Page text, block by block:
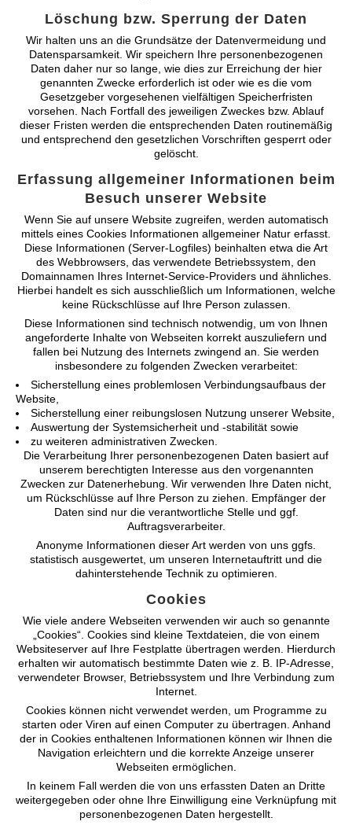
Löschung bzw. Sperrung der Daten
Wir halten uns an die Grundsätze der Datenvermeidung und
Datensparsamkeit. Wir speichern Ihre personenbezogenen
Daten daher nur so lange, wie dies zur Erreichung der hier
genannten Zwecke erforderlich ist oder wie es die vom
Gesetzgeber vorgesehenen vielfältigen Speicherfristen
vorsehen. Nach Fortfall des jeweiligen Zweckes bzw. Ablauf
dieser Fristen werden die entsprechenden Daten routinemäßig
und entsprechend den gesetzlichen Vorschriften gesperrt oder
gelöscht.
Erfassung allgemeiner Informationen beim
Besuch unserer Website
Wenn Sie auf unsere Website zugreifen, werden automatisch
mittels eines Cookies Informationen allgemeiner Natur erfasst.
Diese Informationen (Server-Logfiles) beinhalten etwa die Art
des Webbrowsers, das verwendete Betriebssystem, den
Domainnamen Ihres Internet-Service-Providers und ähnliches.
Hierbei handelt es sich ausschließlich um Informationen, welche
keine Rückschlüsse auf Ihre Person zulassen.
Diese Informationen sind technisch notwendig, um von Ihnen
angeforderte Inhalte von Webseiten korrekt auszuliefern und
fallen bei Nutzung des Internets zwingend an. Sie werden
insbesondere zu folgenden Zwecken verarbeitet:
Sicherstellung eines problemlosen Verbindungsaufbaus der
Website,
Sicherstellung einer reibungslosen Nutzung unserer Website,
Auswertung der Systemsicherheit und -stabilität sowie
zu weiteren administrativen Zwecken.
Die Verarbeitung Ihrer personenbezogenen Daten basiert auf
unserem berechtigten Interesse aus den vorgenannten
Zwecken zur Datenerhebung. Wir verwenden Ihre Daten nicht,
um Rückschlüsse auf Ihre Person zu ziehen. Empfänger der
Daten sind nur die verantwortliche Stelle und ggf.
Auftragsverarbeiter.
Anonyme Informationen dieser Art werden von uns ggfs.
statistisch ausgewertet, um unseren Internetauftritt und die
dahinterstehende Technik zu optimieren.
Cookies
Wie viele andere Webseiten verwenden wir auch so genannte
„Cookies“. Cookies sind kleine Textdateien, die von einem
Websiteserver auf Ihre Festplatte übertragen werden. Hierdurch
erhalten wir automatisch bestimmte Daten wie z. B. IP-Adresse,
verwendeter Browser, Betriebssystem und Ihre Verbindung zum
Internet.
Cookies können nicht verwendet werden, um Programme zu
starten oder Viren auf einen Computer zu übertragen. Anhand
der in Cookies enthaltenen Informationen können wir Ihnen die
Navigation erleichtern und die korrekte Anzeige unserer
Webseiten ermöglichen.
In keinem Fall werden die von uns erfassten Daten an Dritte
weitergegeben oder ohne Ihre Einwilligung eine Verknüpfung mit
personenbezogenen Daten hergestellt.